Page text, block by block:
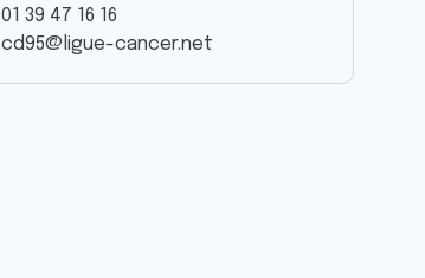
01 39 47 16 16
cd95@ligue-cancer.net